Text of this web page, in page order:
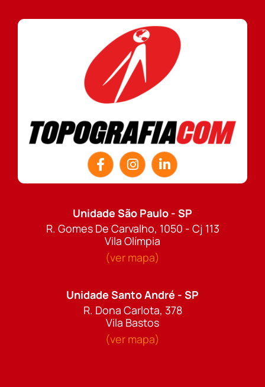
Unidade São Paulo - SP
R. Gomes De Carvalho, 1050 - Cj 113
Vila Olímpia
(ver mapa)
Unidade Santo André - SP
R. Dona Carlota, 378
Vila Bastos
(ver mapa)